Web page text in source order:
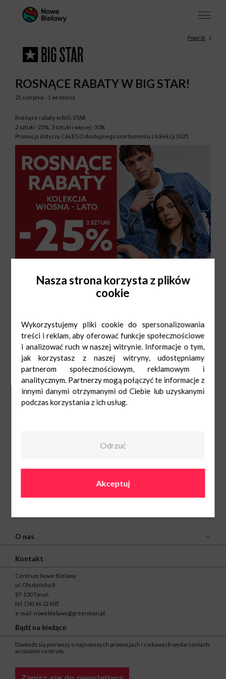
Powrót
ROSNĄCE RABATY W BIG STAR!
21 sierpnia - 1 września
Rosnące rabaty w BIG STAR
2 sztuki -25%, 3 sztuki i więcej -50%
Promocja dotyczy CAŁEGO dostępnego asortymentu z kolekcji SS25
21:00
Ndz: 10:00-20:00
O nas
Kontakt
Centrum Nowe Bielawy
ul. Olsztyńska 8
87-100 Toruń
tel. (56) 66 22 605
e-mail: nowebielawy@greenman.pl
Bądź na bieżąco
Dowiedz się pierwszy o najnowszych promocjach i ciekawych wydarzeniach
w naszym centrum.
Nasza strona korzysta z plików
cookie
Wykorzystujemy pliki cookie do spersonalizowania
treści i reklam, aby oferować funkcje społecznościowe
i analizować ruch w naszej witrynie. Informacje o tym,
jak korzystasz z naszej witryny, udostępniamy
partnerom społecznościowym, reklamowym i
analitycznym. Partnerzy mogą połączyć te informacje z
innymi danymi otrzymanymi od Ciebie lub uzyskanymi
podczas korzystania z ich usług.
Odrzuć
Akceptuj